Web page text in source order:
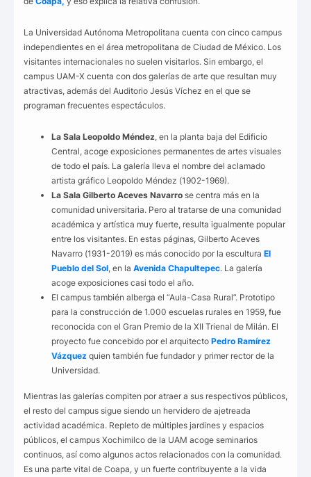
La Universidad Autónoma Metropolitana cuenta con cinco campus
independientes en el área metropolitana de Ciudad de México. Los
visitantes internacionales no suelen visitarlos. Sin embargo, el
campus UAM-X cuenta con dos galerías de arte que resultan muy
atractivas, además del Auditorio Jesús Víchez en el que se
programan frecuentes espectáculos.
La Sala Leopoldo Méndez , en la planta baja del Edificio
Central, acoge exposiciones permanentes de artes visuales
de todo el país. La galería lleva el nombre del aclamado
artista gráfico Leopoldo Méndez (1902-1969).
La Sala Gilberto Aceves Navarro se centra más en la
comunidad universitaria. Pero al tratarse de una comunidad
académica y artística muy fuerte, resulta igualmente popular
entre los visitantes. En estas páginas, Gilberto Aceves
Navarro (1931-2019) es más conocido por la escultura El
Pueblo del Sol , en la Avenida Chapultepec. La galería
acoge exposiciones casi todo el año.
El campus también alberga el “Aula-Casa Rural”. Prototipo
para la construcción de 1.000 escuelas rurales en 1959, fue
reconocida con el Gran Premio de la XII Trienal de Milán. El
proyecto fue concebido por el arquitecto Pedro Ramírez
Vázquez quien también fue fundador y primer rector de la
Universidad.
Mientras las galerías compiten por atraer a sus respectivos públicos,
el resto del campus sigue siendo un hervidero de ajetreada
actividad académica. Repleto de múltiples jardines y espacios
públicos, el campus Xochimilco de la UAM acoge seminarios
continuos, así como algunos actos relacionados con la comunidad.
Es una parte vital de Coapa, y un fuerte contribuyente a la vida